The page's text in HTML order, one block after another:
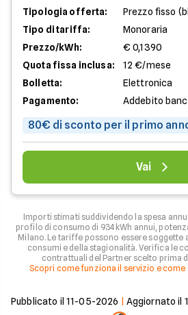
Tipologia offerta:
Prezzo fisso
Tipo di tariffa:
Monoraria
Prezzo/kWh:
€ 0,1390
Quota fissa inclusa:
12 €/mese
Bolletta:
Elettronica
Pagamento:
Addebito
80€ di sconto per il primo
Vai
Importi stimati suddividendo la spesa
profilo di consumo di 934 kWh annui,
Milano. Le tariffe possono essere soggette
consumi e della stagionalità. Verifica le
contrattuali del Partner scelto prima
Scopri come funziona il servizio e
Pubblicato il 11-05-2026 Aggiornato il